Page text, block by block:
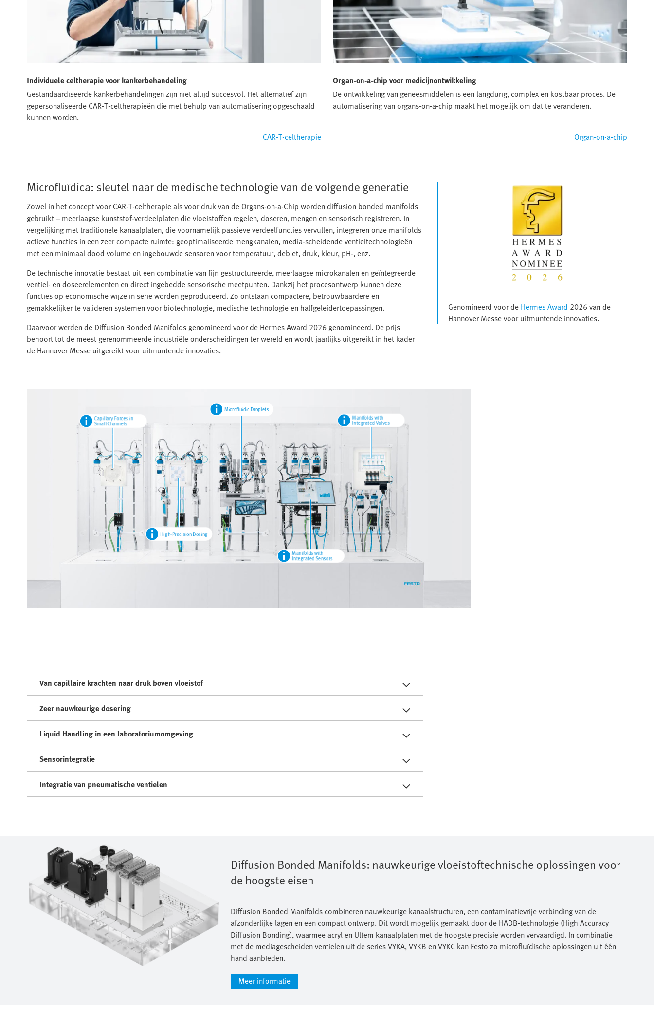
Individuele celtherapie voor kankerbehandeling
Gestandaardiseerde kankerbehandelingen zijn niet altijd succesvol. Het alternatief zijn
gepersonaliseerde CAR‑T‑celtherapieën die met behulp van automatisering opgeschaald
kunnen worden.
CAR-T-celtherapie
Organ‑on‑a‑chip voor medicijnontwikkeling
De ontwikkeling van geneesmiddelen is een langdurig, complex en kostbaar proces. De
automatisering van organs‑on‑a‑chip maakt het mogelijk om dat te veranderen.
Organ-on-a-chip
Microfluïdica: sleutel naar de medische technologie van de volgende generatie
Zowel in het concept voor CAR-T-celtherapie als voor druk van de Organs-on-a-Chip worden diffusion bonded manifolds
gebruikt – meerlaagse kunststof‑verdeelplaten die vloeistoffen regelen, doseren, mengen en sensorisch registreren. In
vergelijking met traditionele kanaalplaten, die voornamelijk passieve verdeelfuncties vervullen, integreren onze manifolds
actieve functies in een zeer compacte ruimte: geoptimaliseerde mengkanalen, media-scheidende ventieltechnologieën
met een minimaal dood volume en ingebouwde sensoren voor temperatuur, debiet, druk, kleur, pH‑, enz.
De technische innovatie bestaat uit een combinatie van fijn gestructureerde, meerlaagse microkanalen en geïntegreerde
ventiel- en doseerelementen en direct ingebedde sensorische meetpunten. Dankzij het procesontwerp kunnen deze
functies op economische wijze in serie worden geproduceerd. Zo ontstaan compactere, betrouwbaardere en
gemakkelijker te valideren systemen voor biotechnologie, medische technologie en halfgeleidertoepassingen.
Daarvoor werden de Diffusion Bonded Manifolds genomineerd voor de Hermes Award 2026 genomineerd. De prijs
behoort tot de meest gerenommeerde industriële onderscheidingen ter wereld en wordt jaarlijks uitgereikt in het kader
de Hannover Messe uitgereikt voor uitmuntende innovaties.
Genomineerd voor de Hermes Award 2026 van de
Hannover Messe voor uitmuntende innovaties.
Van capillaire krachten naar druk boven vloeistof
Zeer nauwkeurige dosering
Liquid Handling in een laboratoriumomgeving
Sensorintegratie
Integratie van pneumatische ventielen
Diffusion Bonded Manifolds: nauwkeurige vloeistoftechnische oplossingen voor
de hoogste eisen
Diffusion Bonded Manifolds combineren nauwkeurige kanaalstructuren, een contaminatievrije verbinding van de
afzonderlijke lagen en een compact ontwerp. Dit wordt mogelijk gemaakt door de HADB-technologie (High Accuracy
Diffusion Bonding), waarmee acryl en Ultem kanaalplaten met de hoogste precisie worden vervaardigd. In combinatie
met de mediagescheiden ventielen uit de series VYKA, VYKB en VYKC kan Festo zo microfluïdische oplossingen uit één
hand aanbieden.
Meer informatie